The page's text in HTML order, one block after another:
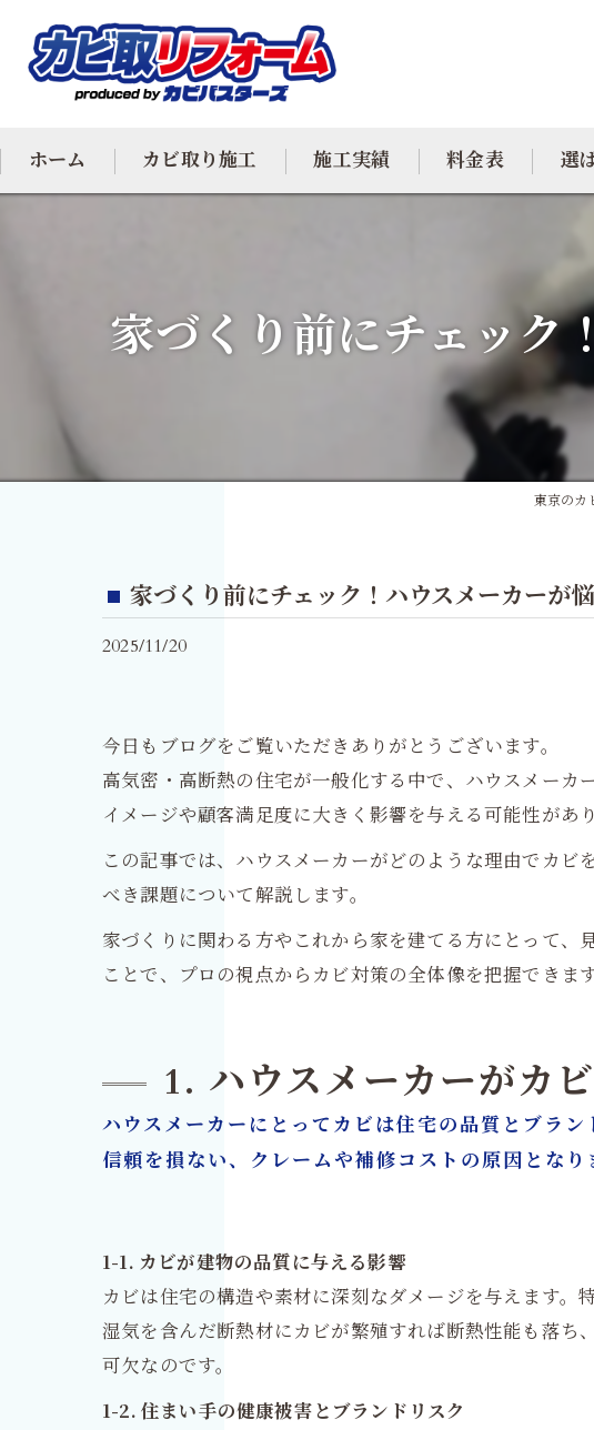
ホーム カビ取り施工
カビ除去
施工実績 料金表 選
家づくり前にチェック
東京のカ
家づくり前にチェック！ハウスメーカーが
2025/11/20
今日もブログをご覧いただきありがとうございます。
高気密・高断熱の住宅が一般化する中で、ハウスメー
イメージや顧客満足度に大きく影響を与える可能性があり
この記事では、ハウスメーカーがどのような理由でカ
べき課題について解説します。
家づくりに関わる方やこれから家を建てる方にとって
ことで、プロの視点からカビ対策の全体像を把握できます
1. ハウスメーカーがカ
ハウスメーカーにとってカビは住宅の品質とブラ
信頼を損ない、クレームや補修コストの原因とな
1-1. カビが建物の品質に与える影響
カビは住宅の構造や素材に深刻なダメージを与えます。
湿気を含んだ断熱材にカビが繁殖すれば断熱性能も落
可欠なのです。
1-2. 住まい手の健康被害とブランドリスク